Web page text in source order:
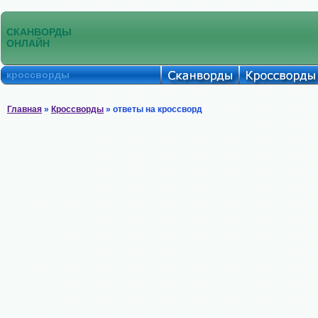
СКАНВОРДЫ
ОНЛАЙН
кроссворды
Главная » Кроссворды » ответы на кроссворд